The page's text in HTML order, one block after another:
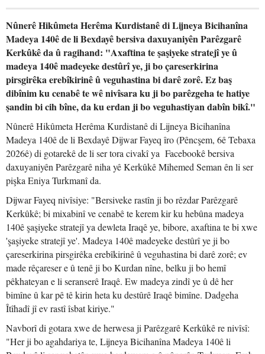
Nûnerê Hikûmeta Herêma Kurdistanê di Lijneya Bicihanîna
Madeya 140ê de li Bexdayê bersiva daxuyaniyên Parêzgarê
Kerkûkê da û ragihand: "Axaftina te şaşiyeke stratejî ye û
madeya 140ê madeyeke destûrî ye, ji bo çareserkirina
pirsgirêka erebîkirinê û veguhastina bi darê zorê. Ez baş
dibînim ku cenabê te wê nivîsara ku ji bo parêzgeha te hatiye
şandin bi cih bîne, da ku erdan ji bo veguhastiyan dabîn bikî."
Nûnerê Hikûmeta Herêma Kurdistanê di Lijneya Bicihanîna
Madeya 140ê de li Bexdayê Dijwar Fayeq îro (Pêncşem, 6ê Tebaxa
2026ê) di gotarekê de li ser tora civakî ya Facebookê bersiva
daxuyaniyên Parêzgarê niha yê Kerkûkê Mihemed Seman ên li ser
pişka Eniya Turkmanî da.
Dijwar Fayeq nivîsiye: "Bersiveke rastîn ji bo rêzdar Parêzgarê
Kerkûkê; bi mixabinî ve cenabê te kerem kir ku hebûna madeya
140ê şaşiyeke stratejî ya dewleta Iraqê ye, bibore, axaftina te bi xwe
'şaşiyeke stratejî ye'. Madeya 140ê madeyeke destûrî ye ji bo
çareserkirina pirsgirêka erebîkirinê û veguhastina bi darê zorê; ev
made rêçareser e û tenê ji bo Kurdan nîne, belku ji bo hemî
pêkhateyan e li seranserê Iraqê. Ew madeya zindî ye û dê her
bimîne û kar pê tê kirin heta ku destûrê Iraqê bimîne. Dadgeha
Îtîhadî jî ev rastî îsbat kiriye."
Navborî di gotara xwe de herwesa ji Parêzgarê Kerkûkê re nivîsî:
"Her ji bo agahdariya te, Lijneya Bicihanîna Madeya 140ê li